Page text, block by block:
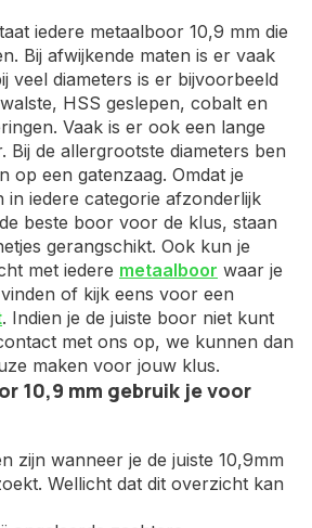
iedere metaalboor 10,9 mm die
Bij afwijkende maten is er vaak
veel diameters is er bijvoorbeeld
HSS geslepen, cobalt en
Vaak is er ook een lange
Bij de allergrootste diameters ben
op een gatenzaag. Omdat je
in iedere categorie afzonderlijk
beste boor voor de klus, staan
gerangschikt. Ook kun je
met iedere metaalboor waar je
of kijk eens voor een
. Indien je de juiste boor niet kunt
met ons op, we kunnen dan
maken voor jouw klus.
10,9 mm gebruik je voor
zijn wanneer je de juiste 10,9mm
Wellicht dat dit overzicht kan